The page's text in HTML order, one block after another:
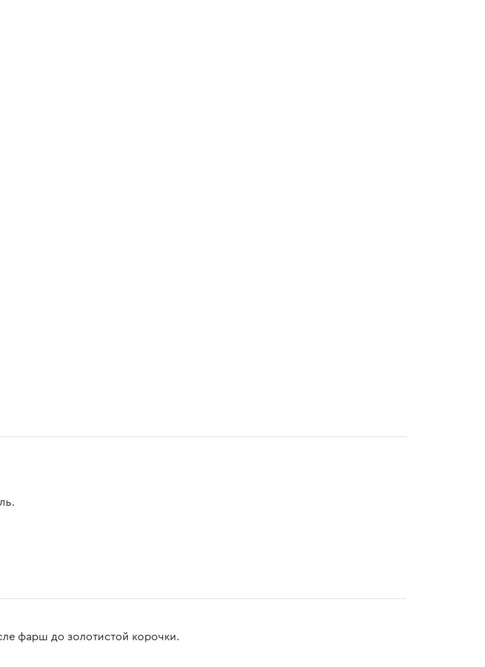
фарш до золотистой корочки.